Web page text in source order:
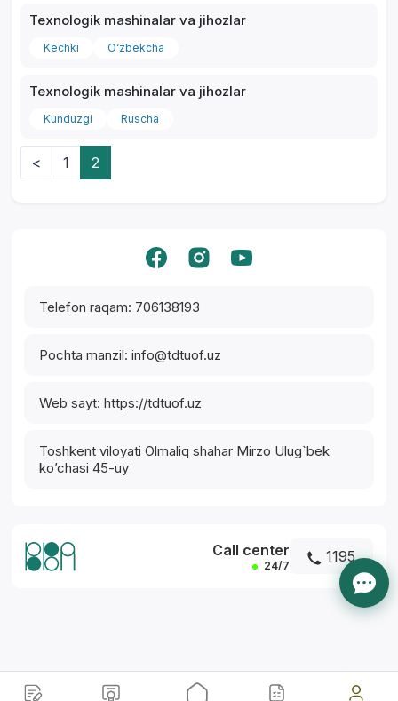
Telefon raqam: 706138193
Pochta manzil: info@tdtuof.uz​
Web sayt: https://tdtuof.uz
Toshkent viloyati Olmaliq shahar Mirzo Ulug`bek
ko’chasi 45​-uy
Texnologik mashinalar va jihozlar
Kechki O‘zbekcha
Texnologik mashinalar va jihozlar
Kunduzgi Ruscha
< 1 2
Call center
24/7 1195